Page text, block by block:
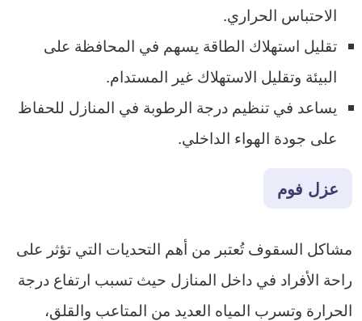
الاحتباس الحراري.
تقليل استهلاك الطاقة يسهم في المحافظة على
البيئة وتقليل الاستهلاك غير المستدام.
يساعد في تنظيم درجة الرطوبة في المنازل للحفاظ
على جودة الهواء الداخلي.
عزل فوم
مشاكل السقوف تُعتبر من أهم التحديات التي تؤثر على
راحة الأفراد في داخل المنازل حيث تسبب ارتفاع درجة
الحرارة وتسرب المياه العديد من المتاعب والقلق،